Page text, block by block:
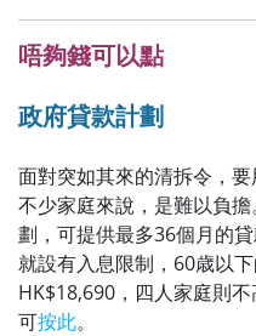
唔夠錢可以點
政府貸款計劃
面對突如其來的清拆令，
不少家庭來說，是難以負
劃，可提供最多36個月的
就設有入息限制，60歳以
HK$18,690，四人家庭則
可按此。